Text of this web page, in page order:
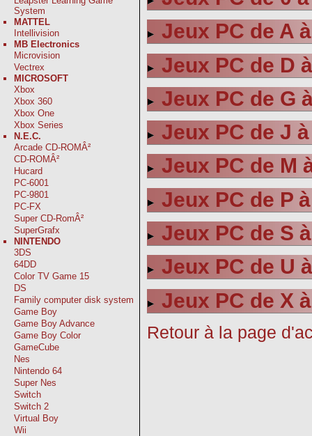
System
MATTEL
Intellivision
MB Electronics
Microvision
Vectrex
MICROSOFT
Xbox
Xbox 360
Xbox One
Xbox Series
N.E.C.
Arcade CD-ROMÂ²
CD-ROMÂ²
Hucard
PC-6001
PC-9801
PC-FX
Super CD-RomÂ²
SuperGrafx
NINTENDO
3DS
64DD
Color TV Game 15
DS
Family computer disk system
Game Boy
Game Boy Advance
Game Boy Color
GameCube
Nes
Nintendo 64
Super Nes
Switch
Switch 2
Virtual Boy
Wii
Jeux PC de A
Jeux PC de D
Jeux PC de G
Jeux PC de J
Jeux PC de M
Jeux PC de P
Jeux PC de S
Jeux PC de U
Jeux PC de X
Retour à la page